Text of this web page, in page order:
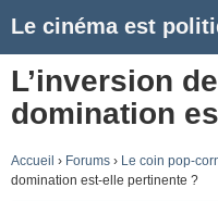
Le cinéma est
L’inversion
domination
Accueil › Forums › Le coin pop-
domination est-elle pertinente ?